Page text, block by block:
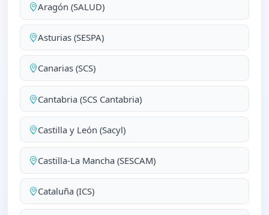
Aragón (SALUD)
Asturias (SESPA)
Canarias (SCS)
Cantabria (SCS Cantabria)
Castilla y León (Sacyl)
Castilla-La Mancha (SESCAM)
Cataluña (ICS)